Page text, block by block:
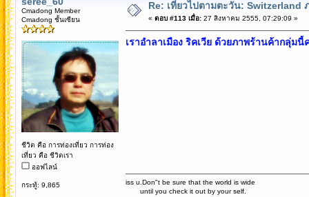
Cmadong Member
Cmadong ชั้นเซียน
ชีวิต คือ การท่องเที่ยว การท่อง
เที่ยว คือ ชีวิตเรา
ออฟไลน์
กระทู้: 9,865
Re: เที่ยวไปตามตะวัน: Switzerland
« ตอบ #113 เมื่อ:27 สิงหาคม 2555, 07:29:09 »
เราอำลาเมือง ริคเวีย ด้วยภาพร้านค้ากลุ่มนี้
iss u.Don"t be sure that the world is wide
until you check it out by your self.